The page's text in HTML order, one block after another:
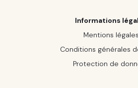
Informations
Mentions légales
Conditions générales
Protection de